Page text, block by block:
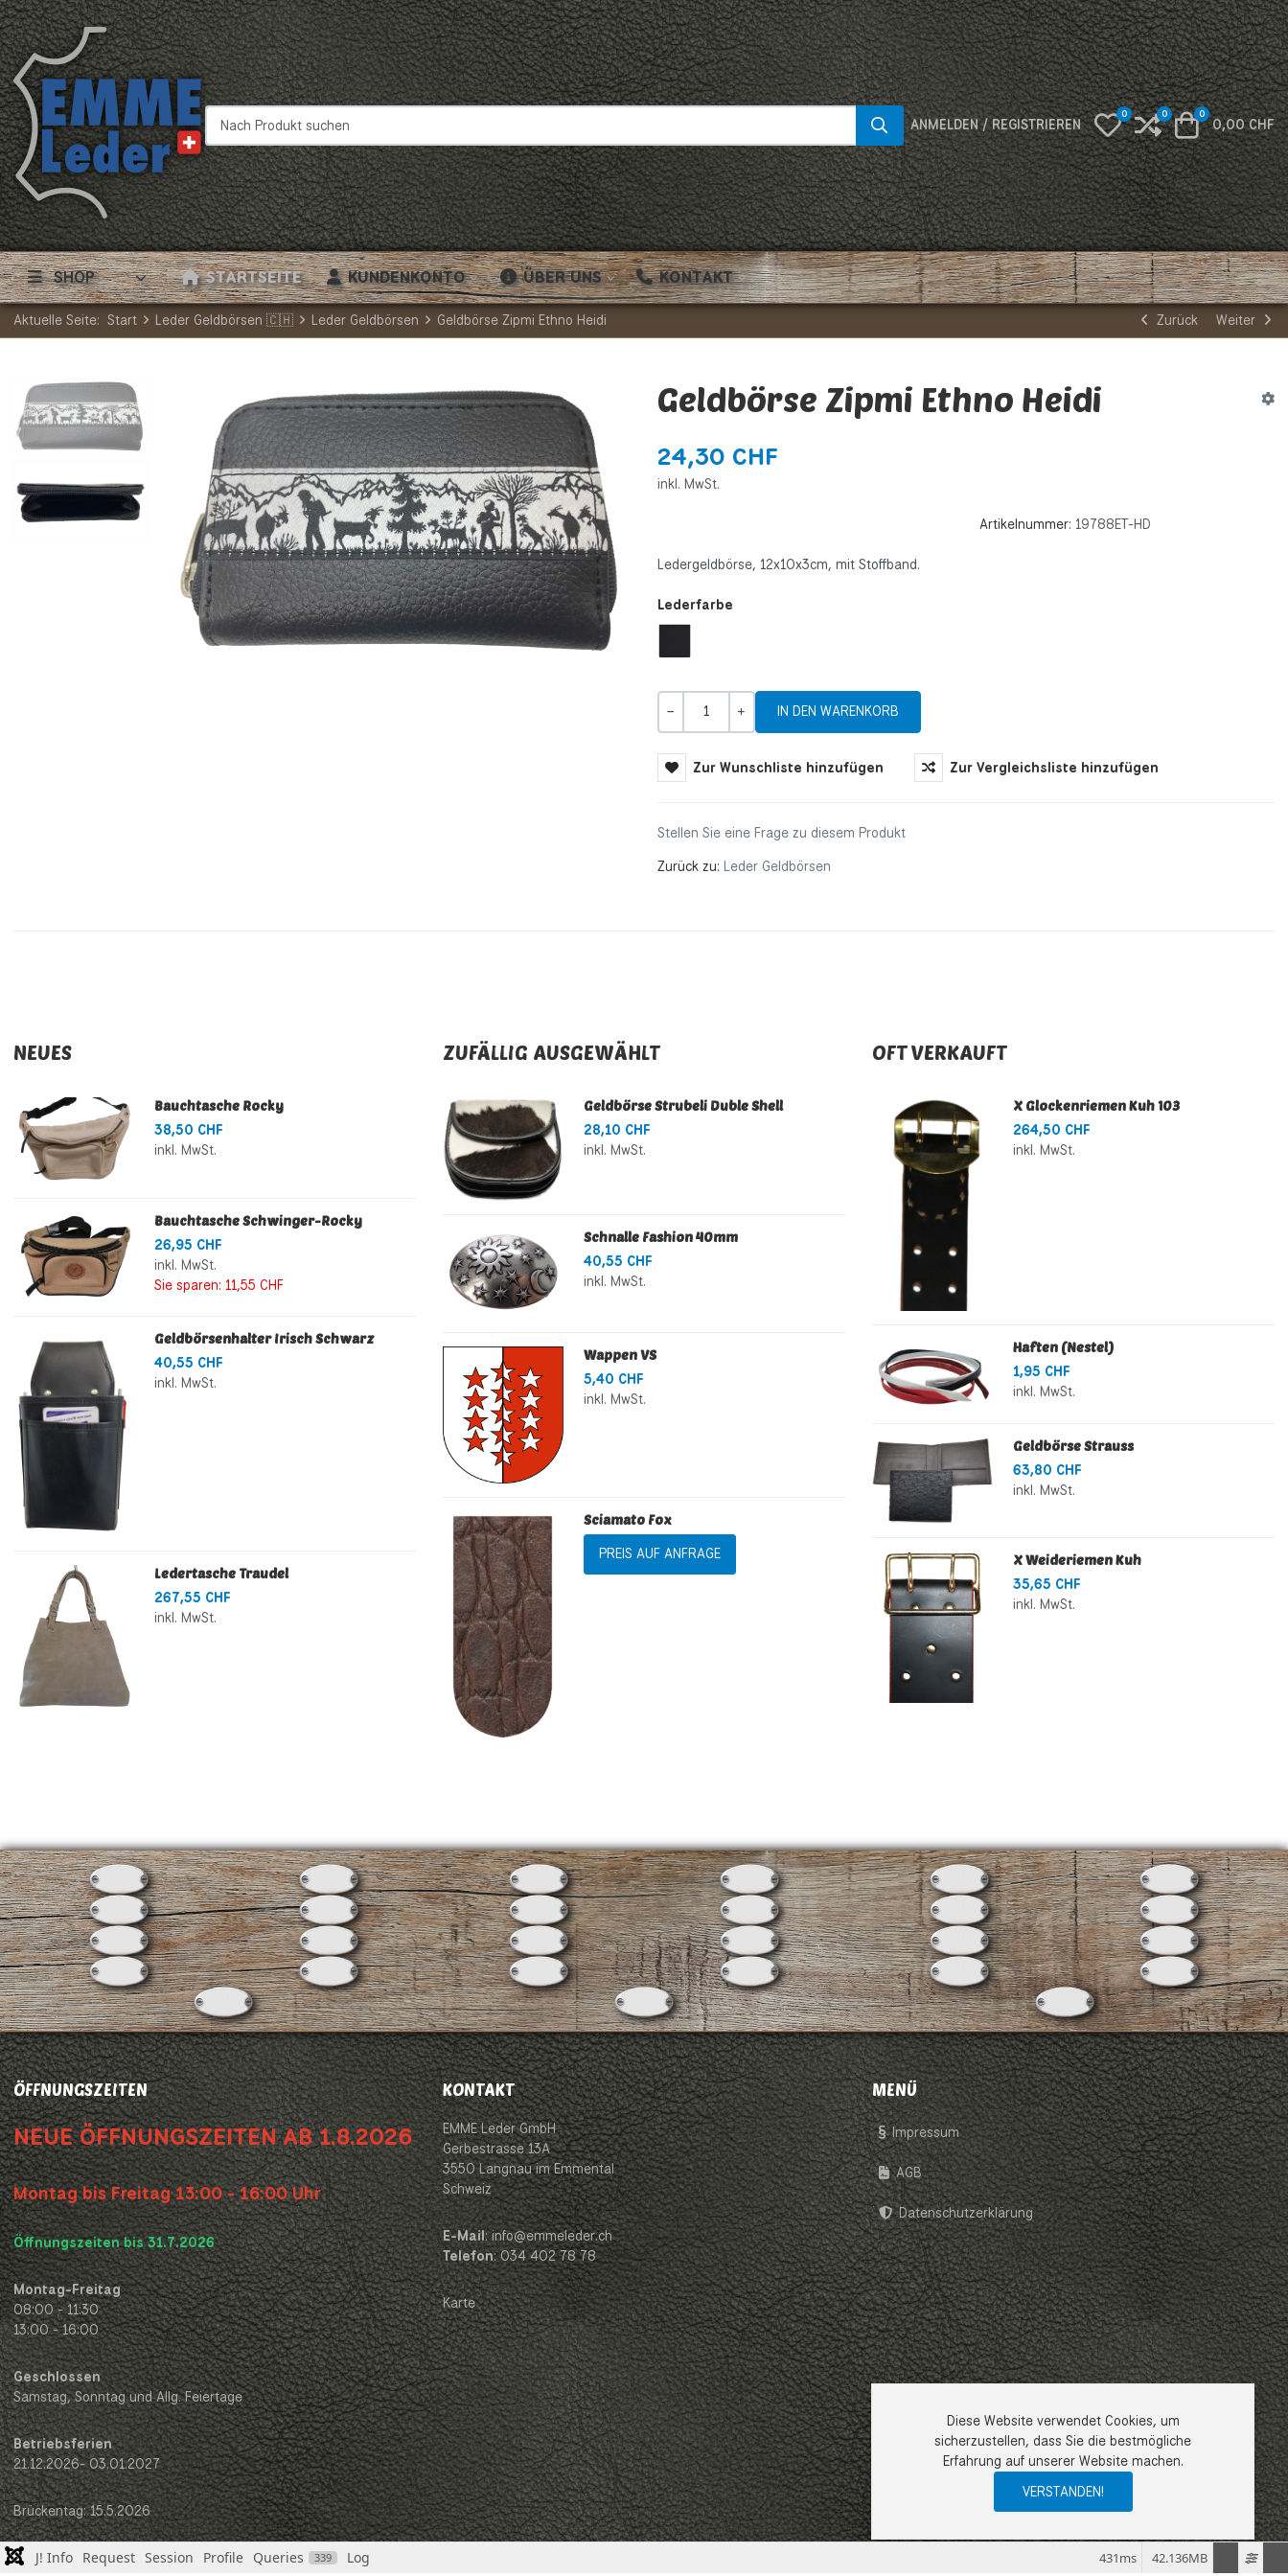
Nach Produkt suchen
ANMELDEN / REGISTRIEREN My Wishlist
0 Compare
0 Warenkorb
0
0,00 CHF
SHOP STARTSEITE KUNDENKONTO ÜBER UNS KONTAKT
Aktuelle Seite: Start Leder Geldbörsen 🇨🇭 Leder Geldbörsen Geldbörse Zipmi Ethno Heidi Zurück Weiter
Geldbörse Zipmi Ethno Heidi
24,30 CHF
inkl. MwSt.
Artikelnummer: 19788ET-HD
Ledergeldbörse, 12x10x3cm, mit Stoffband.
Lederfarbe
Zur Wunschliste hinzufügen Zur Vergleichsliste hinzufügen
Stellen Sie eine Frage zu diesem Produkt
Zurück zu: Leder Geldbörsen
NEUES
Bauchtasche Rocky
38,50 CHF
inkl. MwSt.
Bauchtasche Schwinger-Rocky
26,95 CHF
inkl. MwSt.
Sie sparen: 11,55 CHF
Geldbörsenhalter Irisch Schwarz
40,55 CHF
inkl. MwSt.
Ledertasche Traudel
267,55 CHF
inkl. MwSt.
ZUFÄLLIG AUSGEWÄHLT
Geldbörse Strubeli Duble Shell
28,10 CHF
inkl. MwSt.
Schnalle Fashion 40mm
40,55 CHF
inkl. MwSt.
Wappen VS
5,40 CHF
inkl. MwSt.
Sciamato Fox
PREIS AUF ANFRAGE
OFT VERKAUFT
X Glockenriemen Kuh 103
264,50 CHF
inkl. MwSt.
Haften (Nestel)
1,95 CHF
inkl. MwSt.
Geldbörse Strauss
63,80 CHF
inkl. MwSt.
X Weideriemen Kuh
35,65 CHF
inkl. MwSt.
ÖFFNUNGSZEITEN
NEUE ÖFFNUNGSZEITEN AB 1.8.2026
Montag bis Freitag 13:00 - 16:00 Uhr
Öffnungszeiten bis 31.7.2026
Montag-Freitag
08:00 - 11:30
13:00 - 16:00
Geschlossen
Samstag, Sonntag und Allg. Feiertage
Betriebsferien
21.12.2026- 03.01.2027
Brückentag: 15.5.2026
KONTAKT
EMME Leder GmbH
Gerbestrasse 13A
3550 Langnau im Emmental
Schweiz
E-Mail: info@emmeleder.ch
Telefon: 034 402 78 78
Karte
MENÜ
Impressum
AGB
Datenschutzerklärung
Diese Website verwendet Cookies, um
sicherzustellen, dass Sie die bestmögliche
Erfahrung auf unserer Website machen.
VERSTANDEN!
J! Info Request Session Profile Queries 339 Log 42.136MB
431ms